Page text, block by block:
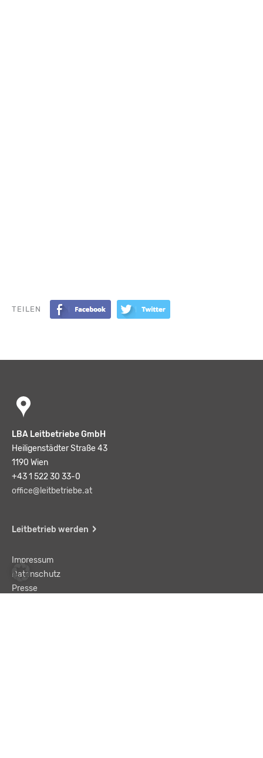
TEILEN
LBA Leitbetriebe GmbH
Heiligenstädter Straße 43
1190 Wien
+43 1 522 30 33-0
office@leitbetriebe.at
Leitbetrieb werden
Impressum
Datenschutz
Presse